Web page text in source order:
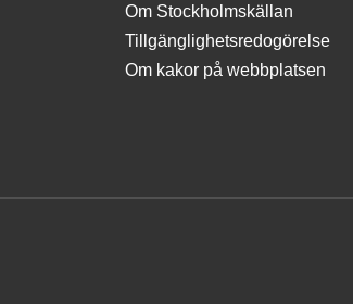
Om Stockholmskällan
Tillgänglighetsredogörelse
Om kakor på webbplatsen